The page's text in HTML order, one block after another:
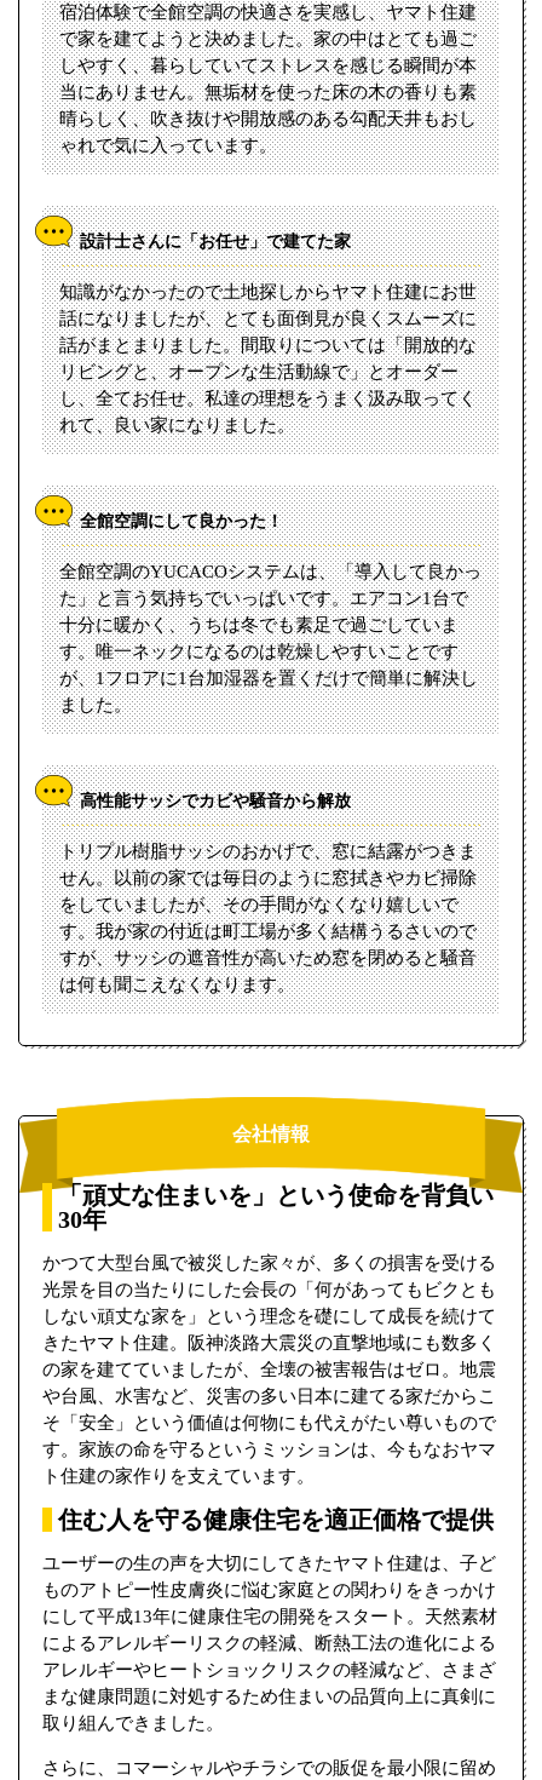
宿泊体験で全館空調の快適さを実感し、ヤマト住建
で家を建てようと決めました。家の中はとても過ご
しやすく、暮らしていてストレスを感じる瞬間が本
当にありません。無垢材を使った床の木の香りも素
晴らしく、吹き抜けや開放感のある勾配天井もおし
ゃれで気に入っています。
設計士さんに「お任せ」で建てた家
知識がなかったので土地探しからヤマト住建にお世
話になりましたが、とても面倒見が良くスムーズに
話がまとまりました。間取りについては「開放的な
リビングと、オープンな生活動線で」とオーダー
し、全てお任せ。私達の理想をうまく汲み取ってく
れて、良い家になりました。
全館空調にして良かった！
全館空調のYUCACOシステムは、「導入して良かっ
た」と言う気持ちでいっぱいです。エアコン1台で
十分に暖かく、うちは冬でも素足で過ごしていま
す。唯一ネックになるのは乾燥しやすいことです
が、1フロアに1台加湿器を置くだけで簡単に解決し
ました。
高性能サッシでカビや騒音から解放
トリプル樹脂サッシのおかげで、窓に結露がつきま
せん。以前の家では毎日のように窓拭きやカビ掃除
をしていましたが、その手間がなくなり嬉しいで
す。我が家の付近は町工場が多く結構うるさいので
すが、サッシの遮音性が高いため窓を閉めると騒音
は何も聞こえなくなります。
会社情報
「頑丈な住まいを」という使命を背負い
30年
かつて大型台風で被災した家々が、多くの損害を受ける
光景を目の当たりにした会長の「何があってもビクとも
しない頑丈な家を」という理念を礎にして成長を続けて
きたヤマト住建。阪神淡路大震災の直撃地域にも数多く
の家を建てていましたが、全壊の被害報告はゼロ。地震
や台風、水害など、災害の多い日本に建てる家だからこ
そ「安全」という価値は何物にも代えがたい尊いもので
す。家族の命を守るというミッションは、今もなおヤマ
ト住建の家作りを支えています。
住む人を守る健康住宅を適正価格で提供
ユーザーの生の声を大切にしてきたヤマト住建は、子ど
ものアトピー性皮膚炎に悩む家庭との関わりをきっかけ
にして平成13年に健康住宅の開発をスタート。天然素材
によるアレルギーリスクの軽減、断熱工法の進化による
アレルギーやヒートショックリスクの軽減など、さまざ
まな健康問題に対処するため住まいの品質向上に真剣に
取り組んできました。
さらに、コマーシャルやチラシでの販促を最小限に留め